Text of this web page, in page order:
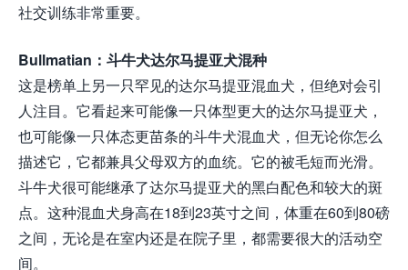
社交训练非常重要。
Bullmatian：斗牛犬达尔马提亚犬混种
这是榜单上另一只罕见的达尔马提亚混血犬，但绝对会引
人注目。它看起来可能像一只体型更大的达尔马提亚犬，
也可能像一只体态更苗条的斗牛犬混血犬，但无论你怎么
描述它，它都兼具父母双方的血统。它的被毛短而光滑。
斗牛犬很可能继承了达尔马提亚犬的黑白配色和较大的斑
点。这种混血犬身高在18到23英寸之间，体重在60到80磅
之间，无论是在室内还是在院子里，都需要很大的活动空
间。